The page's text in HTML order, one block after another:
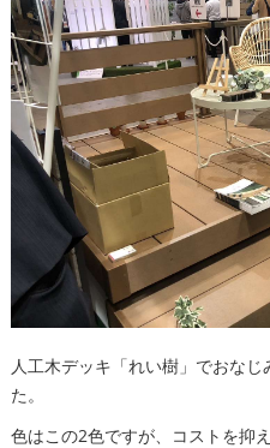
人工木デッキ「れい樹」でおな
た。
色はこの2色ですが、コストを抑